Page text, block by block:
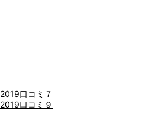
2019口コミ７
2019口コミ９